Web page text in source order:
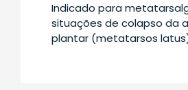
Indicado para
situações de colapso da
plantar (metatarsos